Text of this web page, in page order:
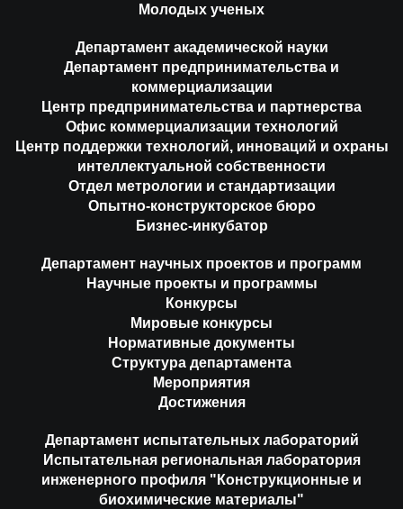
Молодых ученых
Департамент академической науки
Департамент предпринимательства и
коммерциализации
Центр предпринимательства и партнерства
Офис коммерциализации технологий
Центр поддержки технологий, инноваций и охраны
интеллектуальной собственности
Отдел метрологии и стандартизации
Опытно-конструкторское бюро
Бизнес-инкубатор
Департамент научных проектов и программ
Научные проекты и программы
Конкурсы
Мировые конкурсы
Нормативные документы
Структура департамента
Мероприятия
Достижения
Департамент испытательных лабораторий
Испытательная региональная лаборатория
инженерного профиля "Конструкционные и
биохимические материалы"